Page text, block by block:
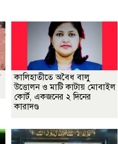
কালিহাতীতে অবৈধ বালু
উত্তোলন ও মাটি কাটায় মোবাইল
কোর্ট, একজনের ২ দিনের
কারাদণ্ড